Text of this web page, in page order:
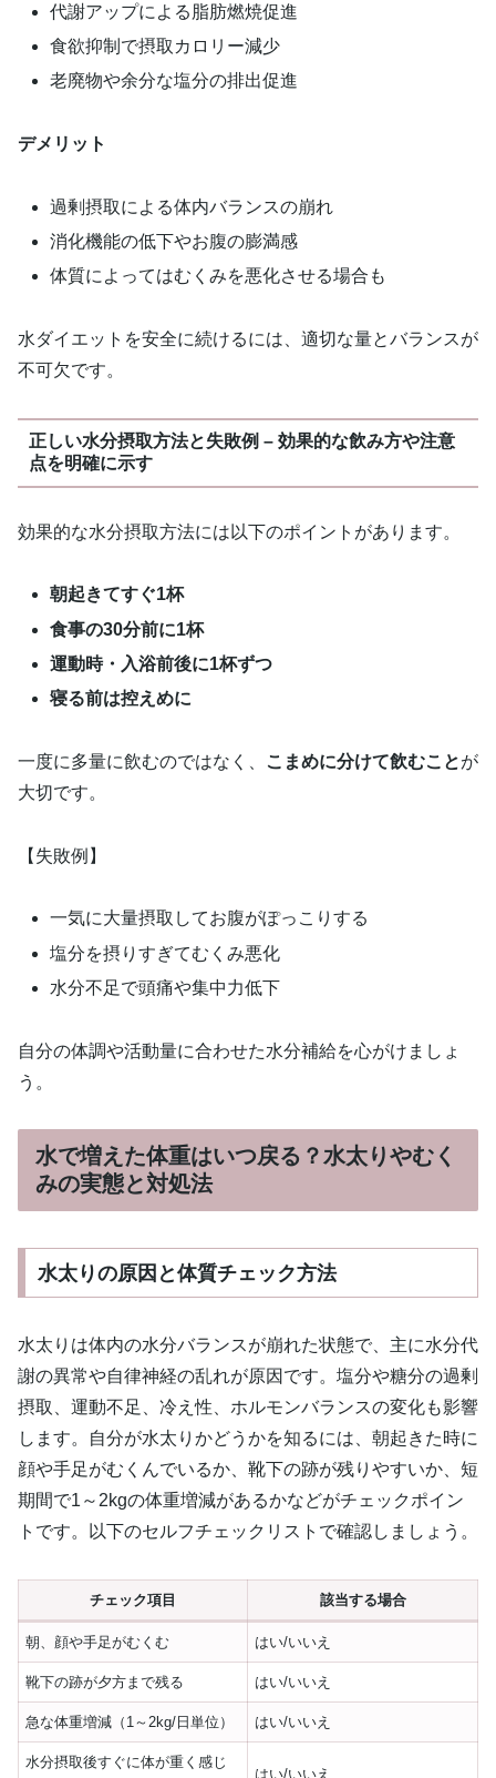
代謝アップによる脂肪燃焼促進
食欲抑制で摂取カロリー減少
老廃物や余分な塩分の排出促進
デメリット
過剰摂取による体内バランスの崩れ
消化機能の低下やお腹の膨満感
体質によってはむくみを悪化させる場合も
水ダイエットを安全に続けるには、適切な量とバランスが
不可欠です。
正しい水分摂取方法と失敗例 – 効果的な飲み方や注意
点を明確に示す
効果的な水分摂取方法には以下のポイントがあります。
朝起きてすぐ1杯
食事の30分前に1杯
運動時・入浴前後に1杯ずつ
寝る前は控えめに
一度に多量に飲むのではなく、 こまめに分けて飲むことが
大切です。
【失敗例】
一気に大量摂取してお腹がぽっこりする
塩分を摂りすぎてむくみ悪化
水分不足で頭痛や集中力低下
自分の体調や活動量に合わせた水分補給を心がけましょ
う。
水で増えた体重はいつ戻る？水太りやむく
みの実態と対処法
水太りの原因と体質チェック方法
水太りは体内の水分バランスが崩れた状態で、主に水分代
謝の異常や自律神経の乱れが原因です。塩分や糖分の過剰
摂取、運動不足、冷え性、ホルモンバランスの変化も影響
します。自分が水太りかどうかを知るには、朝起きた時に
顔や手足がむくんでいるか、靴下の跡が残りやすいか、短
期間で1～2kgの体重増減があるかなどがチェックポイン
トです。以下のセルフチェックリストで確認しましょう。
チェック項目 該当する場合
朝、顔や手足がむくむ はい/いいえ
靴下の跡が夕方まで残る はい/いいえ
急な体重増減（1～2kg/日単位） はい/いいえ
水分摂取後すぐに体が重く感じ
はい/いいえ